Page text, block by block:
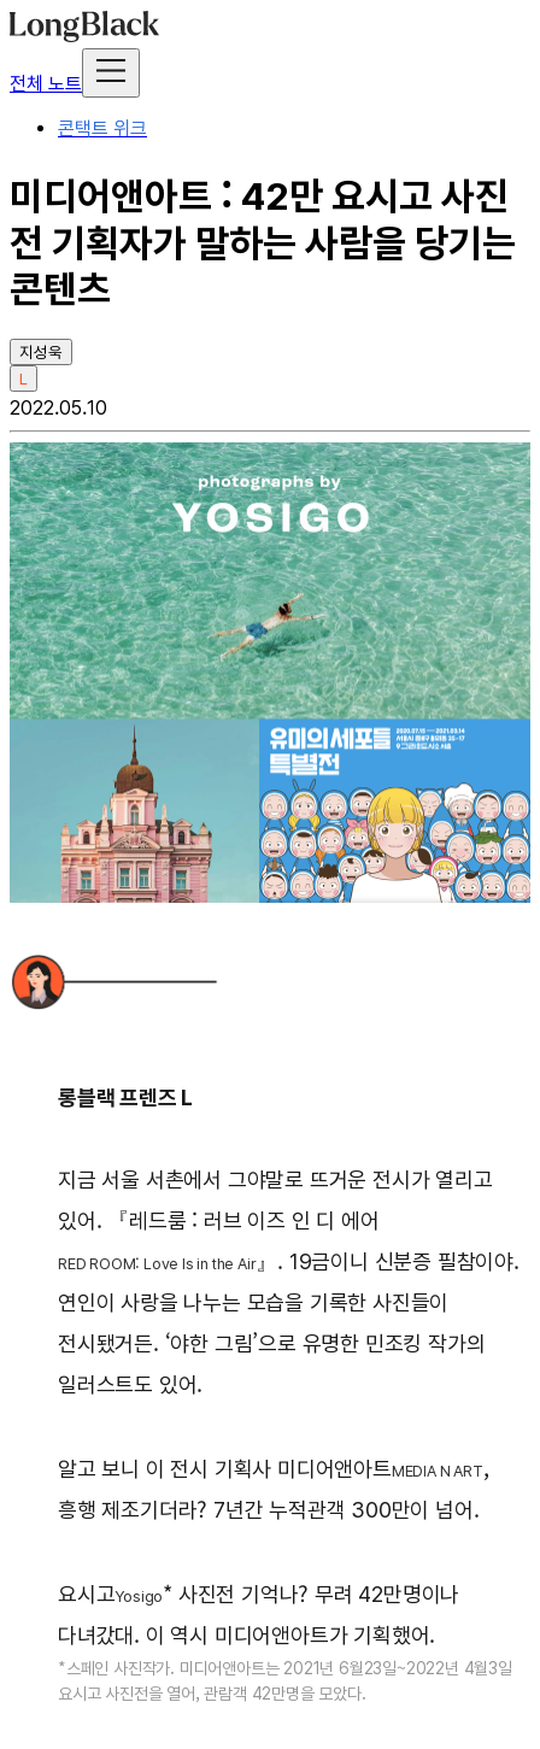
전체 노트
콘택트 위크
미디어앤아트 : 42만 요시고 사진
전 기획자가 말하는 사람을 당기는
콘텐츠
지성욱
L
2022.05.10
롱블랙 프렌즈 L
지금 서울 서촌에서 그야말로 뜨거운 전시가 열리고
있어. 『레드룸 : 러브 이즈 인 디 에어
RED ROOM: Love Is in the Air』. 19금이니 신분증 필참이야.
연인이 사랑을 나누는 모습을 기록한 사진들이
전시됐거든. ‘야한 그림’으로 유명한 민조킹 작가의
일러스트도 있어.
알고 보니 이 전시 기획사 미디어앤아트MEDIA N ART,
흥행 제조기더라? 7년간 누적관객 300만이 넘어.
요시고Yosigo* 사진전 기억나? 무려 42만명이나
다녀갔대. 이 역시 미디어앤아트가 기획했어.
*스페인 사진작가. 미디어앤아트는 2021년 6월23일~2022년 4월3일
요시고 사진전을 열어, 관람객 42만명을 모았다.